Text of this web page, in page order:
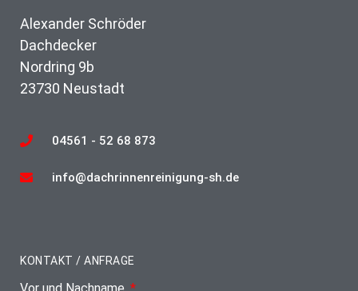
Alexander Schröder
Dachdecker
Nordring 9b
23730 Neustadt
04561 - 52 68 873
info@dachrinnenreinigung-sh.de
KONTAKT / ANFRAGE
Vor und Nachname